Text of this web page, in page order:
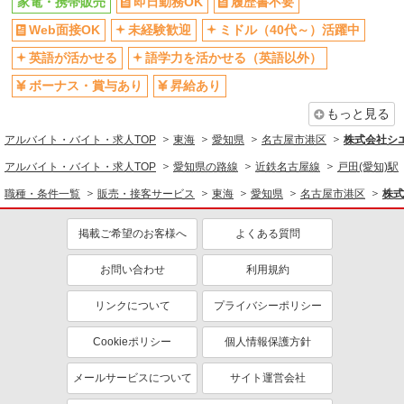
Web面接OK
未経験歓迎
ミドル（40代～）活躍中
英語が活かせる
語学力を活かせる（英語以外）
ボーナス・賞与あり
昇給あり
もっと見る
アルバイト・バイト・求人TOP 東海 愛知県 名古屋市港区 株式会社シ
アルバイト・バイト・求人TOP 愛知県の路線 近鉄名古屋線 戸田(愛知)駅
職種・条件一覧 販売・接客サービス 東海 愛知県 名古屋市港区 株
掲載ご希望のお客様へ よくある質問
お問い合わせ 利用規約
リンクについて プライバシーポリシー
Cookieポリシー 個人情報保護方針
メールサービスについて サイト運営会社